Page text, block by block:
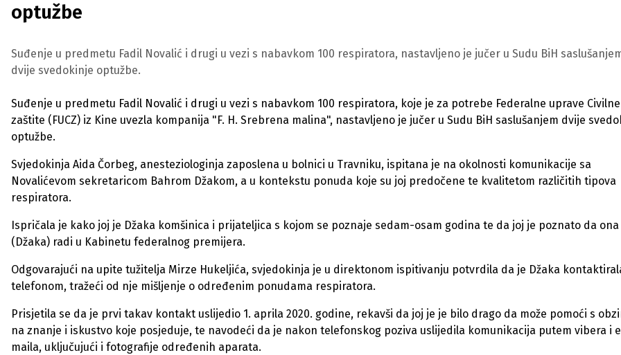
optužbe
Suđenje u predmetu Fadil Novalić i drugi u vezi s nabavkom 100 respiratora, nastavljeno je jučer u Sudu BiH
dvije svedokinje optužbe.
Suđenje u predmetu Fadil Novalić i drugi u vezi s nabavkom 100 respiratora, koje je za potrebe Federalne uprave Civilne
zaštite (FUCZ) iz Kine uvezla kompanija "F. H. Srebrena malina", nastavljeno je jučer u Sudu BiH saslušanjem dvije
optužbe.
Svjedokinja Aida Čorbeg, anesteziologinja zaposlena u bolnici u Travniku, ispitana je na okolnosti komunikacije sa
Novalićevom sekretaricom Bahrom Džakom, a u kontekstu ponuda koje su joj predočene te kvalitetom različitih tipova
respiratora.
Ispričala je kako joj je Džaka komšinica i prijateljica s kojom se poznaje sedam-osam godina te da joj je poznato da ona
(Džaka) radi u Kabinetu federalnog premijera.
Odgovarajući na upite tužitelja Mirze Hukeljića, svjedokinja je u direktonom ispitivanju potvrdila da je Džaka
telefonom, tražeći od nje mišljenje o određenim ponudama respiratora.
Prisjetila se da je prvi takav kontakt uslijedio 1. aprila 2020. godine, rekavši da joj je je bilo drago da može pomoći s
na znanje i iskustvo koje posjeduje, te navodeći da je nakon telefonskog poziva uslijedila komunikacija putem vibera i
maila, uključujući i fotografije određenih aparata.